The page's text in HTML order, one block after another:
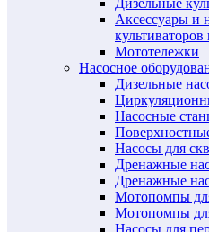
Аксессуары и
Мототележки
Насосное
Дизельные
Насосные
Насосы для
Дренажные
Дренажные
Мотопомпы
Мотопомпы
Насосы для